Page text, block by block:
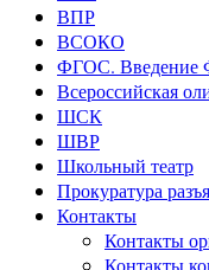
ВПР
ВСОКО
ФГОС.
Всероссийская
ШСК
ШВР
Школьный театр
Прокуратура
Контакты
Контакты
Контакты